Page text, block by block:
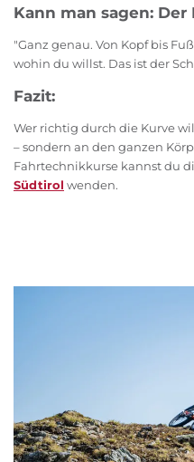
Kann man sagen:
"Ganz genau. Von Kopf bis
wohin du willst. Das ist der
Fazit:
Wer richtig durch die Kurve
– sondern an den ganzen
Fahrtechnikkurse kannst du
Südtirol wenden.